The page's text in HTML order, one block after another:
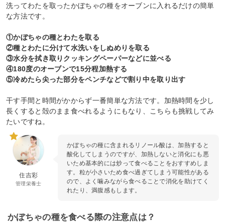
洗ってわたを取ったかぼちゃの種をオーブンに入れるだけの簡単
な方法です。
①かぼちゃの種とわたを取る
②種とわたに分けて水洗いをしぬめりを取る
③水分を拭き取りクッキングペーパーなどに並べる
④180度のオーブンで15分程加熱する
⑤冷めたら尖った部分をペンチなどで割り中を取り出す
干す手間と時間がかからず一番簡単な方法です。加熱時間を少し
長くすると殻のまま食べれるようにもなり、こちらも挑戦してみ
たいですね。
住吉彩
管理栄養士
かぼちゃの種に含まれるリノール酸は、加熱すると
酸化してしまうのですが、加熱しないと消化にも悪
いため基本的には炒って食べることをおすすめしま
す。粒が小さいため食べ過ぎてしまう可能性がある
ので、よく噛みながら食べることで消化を助けてく
れたり、満腹感もします。
かぼちゃの種を食べる際の注意点は？